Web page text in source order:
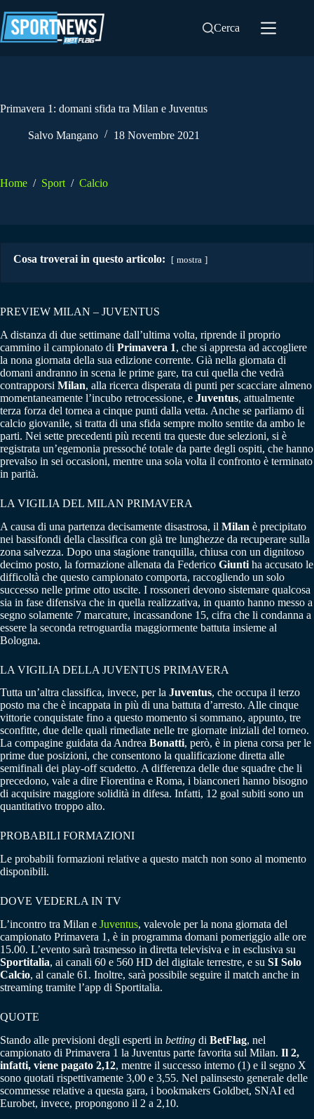
al
contenuto
Cerca
Primavera 1: domani sfida tra Milan e Juventus
Salvo Mangano 18 Novembre 2021
Home / Sport / Calcio
Cosa troverai in questo articolo: mostra
PREVIEW MILAN – JUVENTUS
A distanza di due settimane dall’ultima volta, riprende il proprio
cammino il campionato di Primavera 1, che si appresta ad accogliere
la nona giornata della sua edizione corrente. Già nella giornata di
domani andranno in scena le prime gare, tra cui quella che vedrà
contrapporsi Milan, alla ricerca disperata di punti per scacciare almeno
momentaneamente l’incubo retrocessione, e Juventus, attualmente
terza forza del tornea a cinque punti dalla vetta. Anche se parliamo di
calcio giovanile, si tratta di una sfida sempre molto sentite da ambo le
parti. Nei sette precedenti più recenti tra queste due selezioni, si è
registrata un’egemonia pressoché totale da parte degli ospiti, che hanno
prevalso in sei occasioni, mentre una sola volta il confronto è terminato
in parità.
LA VIGILIA DEL MILAN PRIMAVERA
A causa di una partenza decisamente disastrosa, il Milan è precipitato
nei bassifondi della classifica con già tre lunghezze da recuperare sulla
zona salvezza. Dopo una stagione tranquilla, chiusa con un dignitoso
decimo posto, la formazione allenata da Federico Giunti ha accusato le
difficoltà che questo campionato comporta, raccogliendo un solo
successo nelle prime otto uscite. I rossoneri devono sistemare qualcosa
sia in fase difensiva che in quella realizzativa, in quanto hanno messo a
segno solamente 7 marcature, incassandone 15, cifra che li condanna a
essere la seconda retroguardia maggiormente battuta insieme al
Bologna.
LA VIGILIA DELLA JUVENTUS PRIMAVERA
Tutta un’altra classifica, invece, per la Juventus, che occupa il terzo
posto ma che è incappata in più di una battuta d’arresto. Alle cinque
vittorie conquistate fino a questo momento si sommano, appunto, tre
sconfitte, due delle quali rimediate nelle tre giornate iniziali del torneo.
La compagine guidata da Andrea Bonatti, però, è in piena corsa per le
prime due posizioni, che consentono la qualificazione diretta alle
semifinali dei play-off scudetto. A differenza delle due squadre che li
precedono, vale a dire Fiorentina e Roma, i bianconeri hanno bisogno
di acquisire maggiore solidità in difesa. Infatti, 12 goal subiti sono un
quantitativo troppo alto.
PROBABILI FORMAZIONI
Le probabili formazioni relative a questo match non sono al momento
disponibili.
DOVE VEDERLA IN TV
L’incontro tra Milan e Juventus, valevole per la nona giornata del
campionato Primavera 1, è in programma domani pomeriggio alle ore
15.00. L’evento sarà trasmesso in diretta televisiva e in esclusiva su
Sportitalia, ai canali 60 e 560 HD del digitale terrestre, e su SI Solo
Calcio, al canale 61. Inoltre, sarà possibile seguire il match anche in
streaming tramite l’app di Sportitalia.
QUOTE
Stando alle previsioni degli esperti in betting di BetFlag, nel
campionato di Primavera 1 la Juventus parte favorita sul Milan. Il 2,
infatti, viene pagato 2,12, mentre il successo interno (1) e il segno X
sono quotati rispettivamente 3,00 e 3,55. Nel palinsesto generale delle
scommesse relative a questa gara, i bookmakers Goldbet, SNAI ed
Eurobet, invece, propongono il 2 a 2,10.